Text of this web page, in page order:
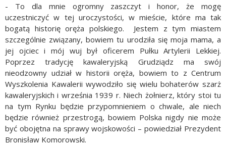
- To dla mnie ogromny zaszczyt i honor, że mogę
uczestniczyć w tej uroczystości, w mieście, które ma tak
bogatą historię oręża polskiego. Jestem z tym miastem
szczególnie związany, bowiem tu urodziła się moja mama, a
jej ojciec i mój wuj był oficerem Pułku Artylerii Lekkiej.
Poprzez tradycję kawaleryjską Grudziądz ma swój
nieodzowny udział w historii oręża, bowiem to z Centrum
Wyszkolenia Kawalerii wywodziło się wielu bohaterów szarż
kawaleryjskich i września 1939 r. Niech żołnierz, który stoi tu
na tym Rynku będzie przypomnieniem o chwale, ale niech
będzie również przestrogą, bowiem Polska nigdy nie może
być obojętna na sprawy wojskowości – powiedział Prezydent
Bronisław Komorowski.